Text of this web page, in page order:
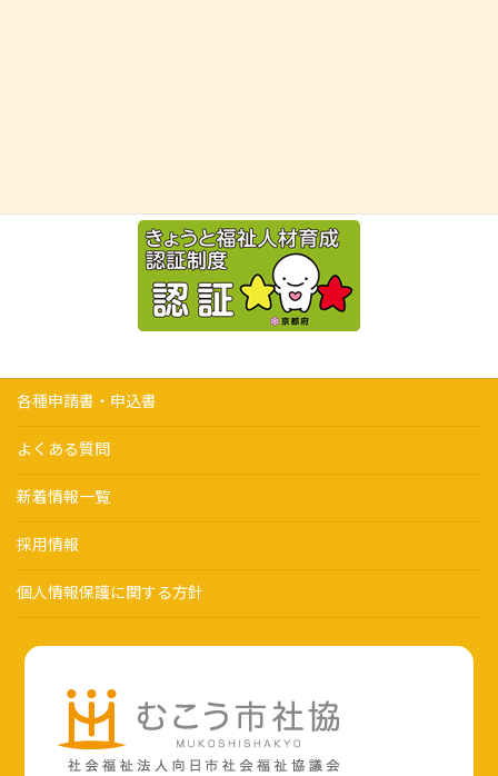
各種申請書・申込書
よくある質問
新着情報一覧
採用情報
個人情報保護に関する方針